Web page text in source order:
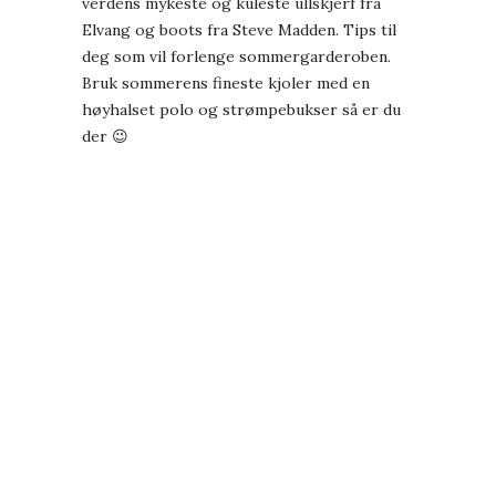
Elvang og boots fra Steve Madden. Tips til
deg som vil forlenge sommergarderoben.
Bruk sommerens fineste kjoler med en
høyhalset polo og strømpebukser så er du
der 😉